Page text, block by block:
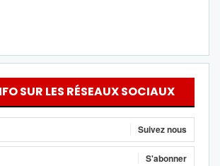
SUR LES RÉSEAUX SOCIAUX
Suivez nous
S'abonner